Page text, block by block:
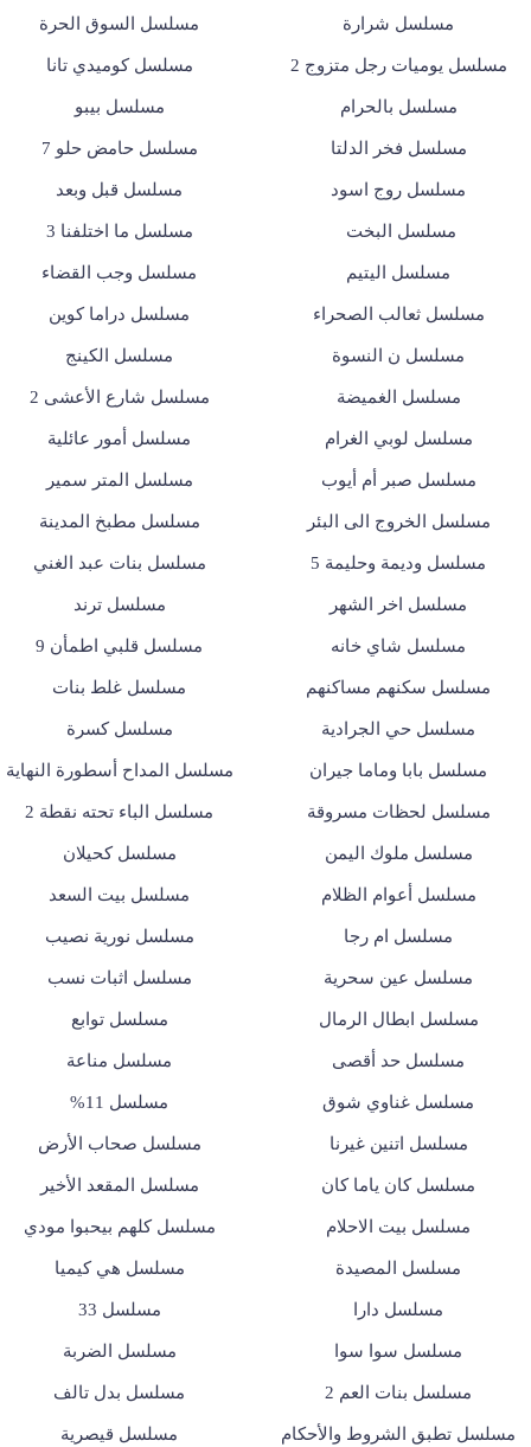
مسلسل شرارة مسلسل السوق الحرة
مسلسل يوميات رجل متزوج 2 مسلسل كوميدي تانا
مسلسل بالحرام مسلسل بيبو
مسلسل فخر الدلتا مسلسل حامض حلو 7
مسلسل روج اسود مسلسل قبل وبعد
مسلسل البخت مسلسل ما اختلفنا 3
مسلسل اليتيم مسلسل وجب القضاء
مسلسل ثعالب الصحراء مسلسل دراما كوين
مسلسل ن النسوة مسلسل الكينج
مسلسل الغميضة مسلسل شارع الأعشى 2
مسلسل لوبي الغرام مسلسل أمور عائلية
مسلسل صبر أم أيوب مسلسل المتر سمير
مسلسل الخروج الى البئر مسلسل مطبخ المدينة
مسلسل وديمة وحليمة 5 مسلسل بنات عبد الغني
مسلسل اخر الشهر مسلسل ترند
مسلسل شاي خانه مسلسل قلبي اطمأن 9
مسلسل سكنهم مساكنهم مسلسل غلط بنات
مسلسل حي الجرادية مسلسل كسرة
مسلسل بابا وماما جيران مسلسل المداح أسطورة النهاية
مسلسل لحظات مسروقة مسلسل الباء تحته نقطة 2
مسلسل ملوك اليمن مسلسل كحيلان
مسلسل أعوام الظلام مسلسل بيت السعد
مسلسل ام رجا مسلسل نورية نصيب
مسلسل عين سحرية مسلسل اثبات نسب
مسلسل ابطال الرمال مسلسل توابع
مسلسل حد أقصى مسلسل مناعة
مسلسل غناوي شوق مسلسل 11%
مسلسل اتنين غيرنا مسلسل صحاب الأرض
مسلسل كان ياما كان مسلسل المقعد الأخير
مسلسل بيت الاحلام مسلسل كلهم بيحبوا مودي
مسلسل المصيدة مسلسل هي كيميا
مسلسل دارا مسلسل 33
مسلسل سوا سوا مسلسل الضربة
مسلسل بنات العم 2 مسلسل بدل تالف
مسلسل تطبق الشروط والأحكام مسلسل قيصرية